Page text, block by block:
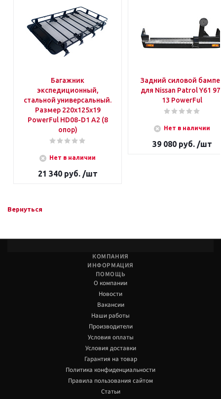
Багажник
экспедиционный,
стальной универсальный.
Размер 220x125x19
PowerFul HD08-D1 A2 (8
опор)
Нет в наличии
21 340 руб. /шт
Задний силовой
для Nissan Patrol Y61
13 PowerFul
Нет в наличии
39 080 руб. /шт
Вернуться
КОМПАНИЯ
ИНФОРМАЦИЯ
ПОМОЩЬ
О компании
Новости
Вакансии
Наши работы
Производители
Условия оплаты
Условия доставки
Гарантия на товар
Политика конфиденциальности
Правила пользования сайтом
Статьи